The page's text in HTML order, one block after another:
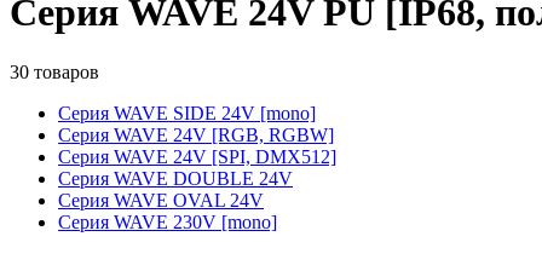
Серия WAVE 24V PU [IP68,
30 товаров
Серия WAVE SIDE 24V [mono]
Серия WAVE 24V [RGB, RGBW]
Серия WAVE 24V [SPI, DMX512]
Серия WAVE DOUBLE 24V
Серия WAVE OVAL 24V
Серия WAVE 230V [mono]